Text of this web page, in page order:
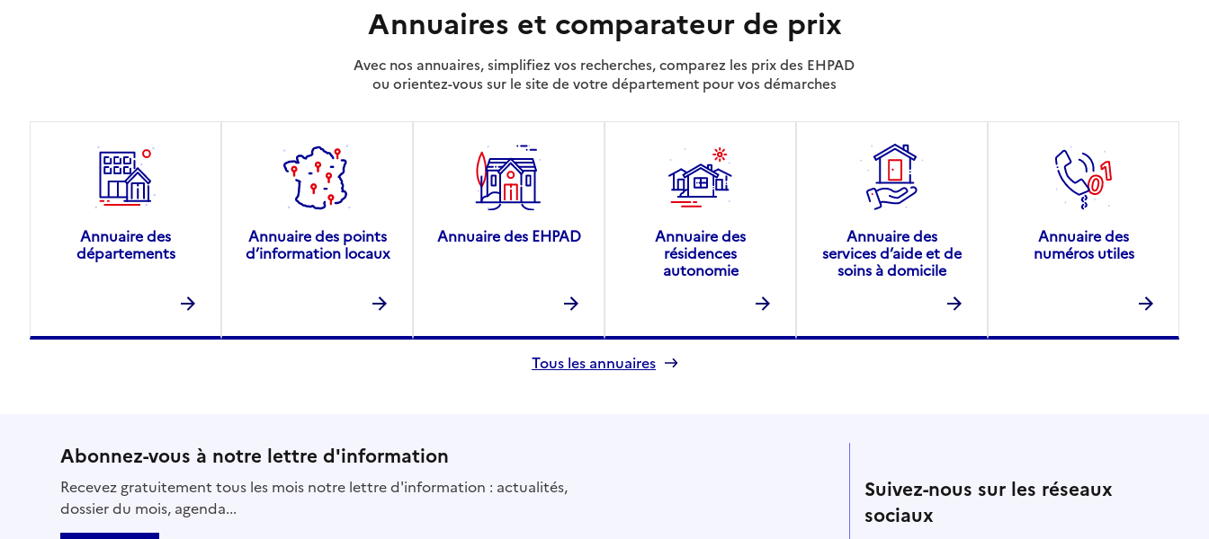
Annuaires et comparateur de prix
Avec nos annuaires, simplifiez vos recherches, comparez les prix des EHPAD
ou orientez-vous sur le site de votre département pour vos démarches
Annuaire des
départements
Annuaire des points
d’information locaux
Annuaire des EHPAD
Annuaire des
résidences
autonomie
Annuaire des
services d’aide et de
soins à domicile
Annuaire des
numéros utiles
Tous les annuaires
Abonnez-vous à notre lettre d'information
Recevez gratuitement tous les mois notre lettre d'information : actualités,
dossier du mois, agenda...
Suivez-nous sur les réseaux
sociaux